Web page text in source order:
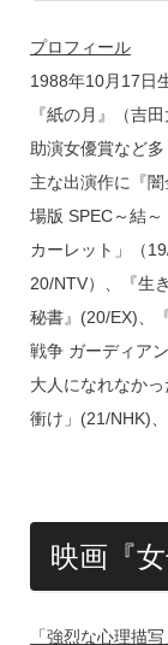
プロフィール
1988年10月17日
『紙の月』（吉
助演女優賞など多
主な出演作に『
場版 SPEC～結
カーレット」（
20/NTV）、『生
秘書』(20/EX)、
戦争 ガーディア
大人になれなか
衝け」(21/NHK)
映画『
「強烈な心理描